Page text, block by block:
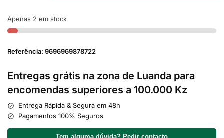
Apenas 2 em stock
Referência: 9696969878722
Entregas grátis na zona de Luanda para
encomendas superiores a 100.000 Kz
Entrega Rápida & Segura em 48h
Pagamentos 100% Seguros